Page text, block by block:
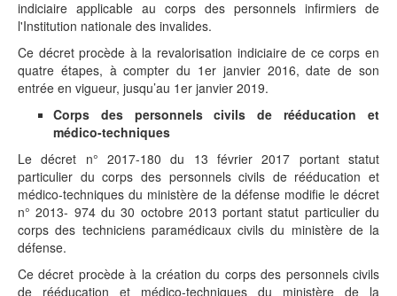
indiciaire applicable au corps des personnels infirmiers de
l'Institution nationale des invalides.
Ce décret procède à la revalorisation indiciaire de ce corps en
quatre étapes, à compter du 1er janvier 2016, date de son
entrée en vigueur, jusqu’au 1er janvier 2019.
Corps des personnels civils de rééducation et
médico-techniques
Le décret n° 2017-180 du 13 février 2017 portant statut
particulier du corps des personnels civils de rééducation et
médico-techniques du ministère de la défense modifie le décret
n° 2013- 974 du 30 octobre 2013 portant statut particulier du
corps des techniciens paramédicaux civils du ministère de la
défense.
Ce décret procède à la création du corps des personnels civils
de rééducation et médico-techniques du ministère de la